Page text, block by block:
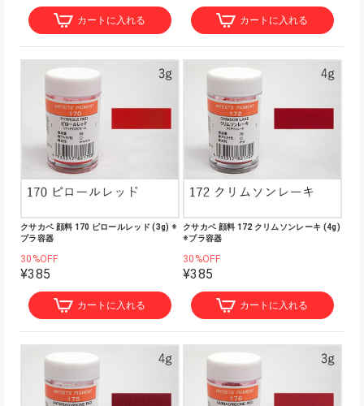
カートに入れる カートに入れる
クサカベ 顔料 170 ピロールレッド (3g) ※
プラ容器
30%OFF
¥385
カートに入れる
クサカベ 顔料 172 クリムソンレーキ (4g)
※プラ容器
30%OFF
¥385
カートに入れる